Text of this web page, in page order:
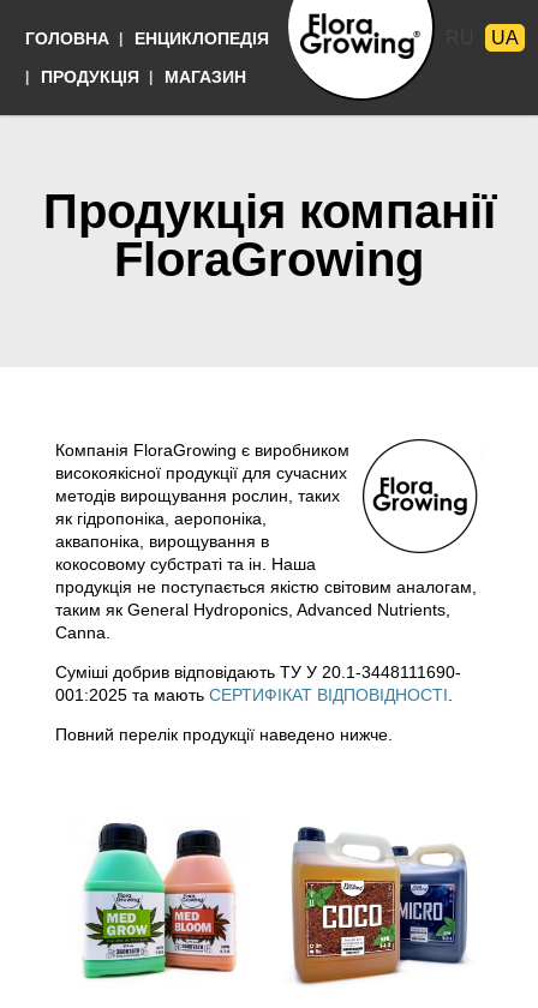
до
основного
Выращивать
UA
ГОЛОВНА
ЕНЦИКЛОПЕДІЯ
ПРОДУКЦІЯ
МАГАЗИН
Продукція компанії
FloraGrowing
Компанія FloraGrowing є виробником
високоякісної продукції для сучасних
методів вирощування рослин, таких
як гідропоніка, аеропоніка,
аквапоніка, вирощування в
кокосовому субстраті та ін. Наша
продукція не поступається якістю світовим аналогам,
таким як General Hydroponics, Advanced Nutrients,
Canna.
Суміші добрив відповідають ТУ У 20.1-3448111690-
001:2025 та мають СЕРТИФІКАТ ВІДПОВІДНОСТІ
Повний перелік продукції наведено нижче.